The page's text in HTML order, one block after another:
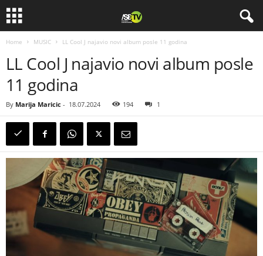
Home MUSIC LL Cool J najavio novi album posle 11 godina
LL Cool J najavio novi album posle
11 godina
By Marija Maricic - 18.07.2024 194 1